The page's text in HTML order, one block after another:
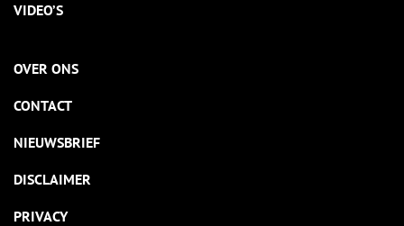
VIDEO’S
OVER ONS
CONTACT
NIEUWSBRIEF
DISCLAIMER
PRIVACY